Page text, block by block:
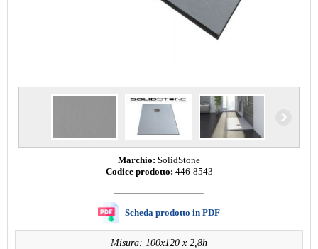
Marchio: SolidStone
Codice prodotto: 446-8543
Scheda prodotto in PDF
Misura: 100x120 x 2,8h